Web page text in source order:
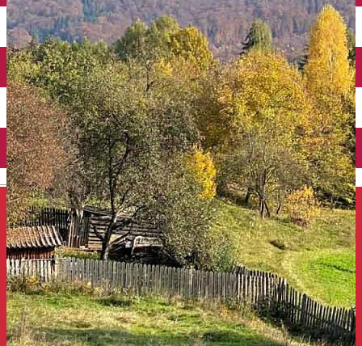
English
Închirieri auto
Închirieri de biciclete